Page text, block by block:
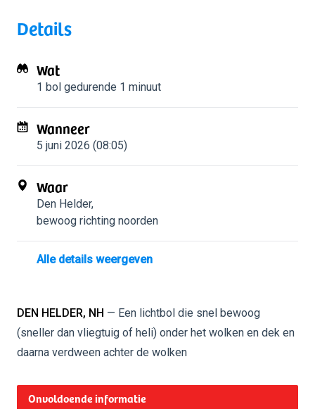
Details
Wat
1 bol gedurende 1 minuut
Wanneer
5 juni 2026 (08:05)
Waar
Den Helder,
bewoog richting noorden
Alle details weergeven
DEN HELDER, NH — Een lichtbol die snel bewoog
(sneller dan vliegtuig of heli) onder het wolken en dek en
daarna verdween achter de wolken
Onvoldoende informatie